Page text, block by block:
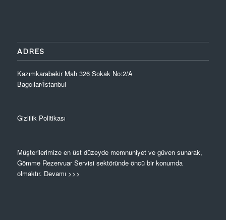
ADRES
Kazımkarabekir Mah 326 Sokak No:2/A
Bagcılar/İstanbul
Gizlilik Politikası
Müşterilerimize en üst düzeyde memnuniyet ve güven sunarak,
Gömme Rezervuar Servisi sektöründe öncü bir konumda
olmaktır. Devamı >>>